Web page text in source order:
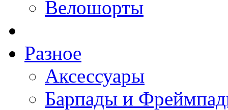
Велошорты
Разное
Аксессуары
Барпады и